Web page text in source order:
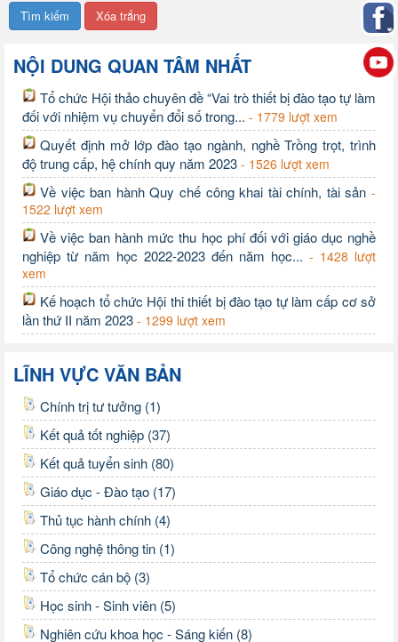
NỘI DUNG QUAN TÂM NHẤT
Tổ chức Hội thảo chuyên đề “Vai trò thiết bị đào tạo tự làm
đối với nhiệm vụ chuyển đổi số trong... - 1779 lượt xem
Quyết định mở lớp đào tạo ngành, nghề Trồng trọt, trình
độ trung cấp, hệ chính quy năm 2023 - 1526 lượt xem
Về việc ban hành Quy chế công khai tài chính, tài sản -
1522 lượt xem
Về việc ban hành mức thu học phí đối với giáo dục nghề
nghiệp từ năm học 2022-2023 đến năm học... - 1428 lượt
xem
Kế hoạch tổ chức Hội thi thiết bị đào tạo tự làm cấp cơ sở
lần thứ II năm 2023 - 1299 lượt xem
LĨNH VỰC VĂN BẢN
Chính trị tư tưởng (1)
Kết quả tốt nghiệp (37)
Kết quả tuyển sinh (80)
Giáo dục - Đào tạo (17)
Thủ tục hành chính (4)
Công nghệ thông tin (1)
Tổ chức cán bộ (3)
Học sinh - Sinh viên (5)
Nghiên cứu khoa học - Sáng kiến (8)